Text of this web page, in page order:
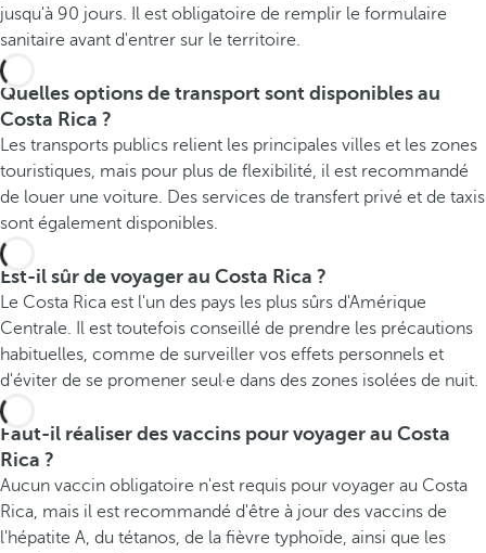
jusqu'à 90 jours. Il est obligatoire de remplir le formulaire
sanitaire avant d'entrer sur le territoire.
Quelles options de transport sont disponibles au
Costa Rica ?
Les transports publics relient les principales villes et les zones
touristiques, mais pour plus de flexibilité, il est recommandé
de louer une voiture. Des services de transfert privé et de taxis
sont également disponibles.
Est-il sûr de voyager au Costa Rica ?
Le Costa Rica est l'un des pays les plus sûrs d'Amérique
Centrale. Il est toutefois conseillé de prendre les précautions
habituelles, comme de surveiller vos effets personnels et
d'éviter de se promener seul·e dans des zones isolées de nuit.
Faut-il réaliser des vaccins pour voyager au Costa
Rica ?
Aucun vaccin obligatoire n'est requis pour voyager au Costa
Rica, mais il est recommandé d'être à jour des vaccins de
l'hépatite A, du tétanos, de la fièvre typhoïde, ainsi que les